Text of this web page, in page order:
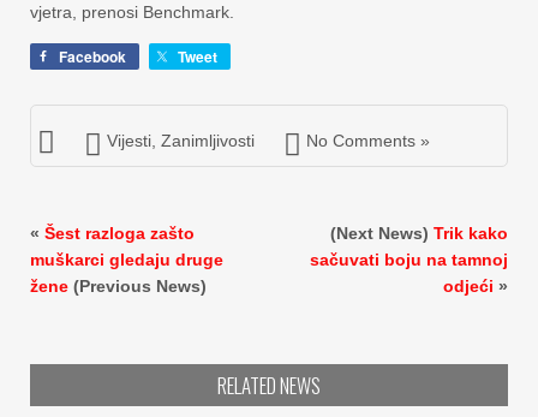
vjetra, prenosi Benchmark.
Facebook Tweet
Vijesti Zanimljivosti No Comments »
« Šest razloga zašto
muškarci gledaju druge
žene (Previous News)
(Next News) Trik kako
sačuvati boju na tamnoj
odjeći »
RELATED NEWS